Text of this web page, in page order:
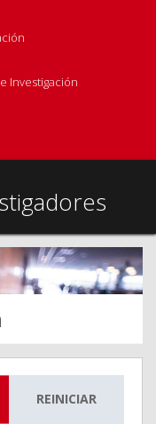
Investigación
REINICIAR